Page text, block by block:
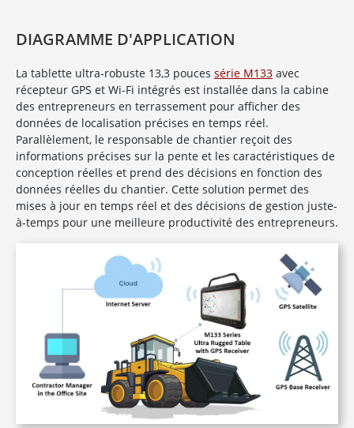
DIAGRAMME D'APPLICATION
La tablette ultra-robuste 13,3 pouces série M133 avec
récepteur GPS et Wi-Fi intégrés est installée dans la cabine
des entrepreneurs en terrassement pour afficher des
données de localisation précises en temps réel.
Parallèlement, le responsable de chantier reçoit des
informations précises sur la pente et les caractéristiques de
conception réelles et prend des décisions en fonction des
données réelles du chantier. Cette solution permet des
mises à jour en temps réel et des décisions de gestion juste-
à-temps pour une meilleure productivité des entrepreneurs.